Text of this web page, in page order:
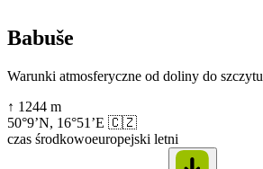
Babuše
Warunki atmosferyczne od doliny do szczytu
↑ 1244 m
50°9’N, 16°51’E 🇨🇿
czas środkowoeuropejski letni